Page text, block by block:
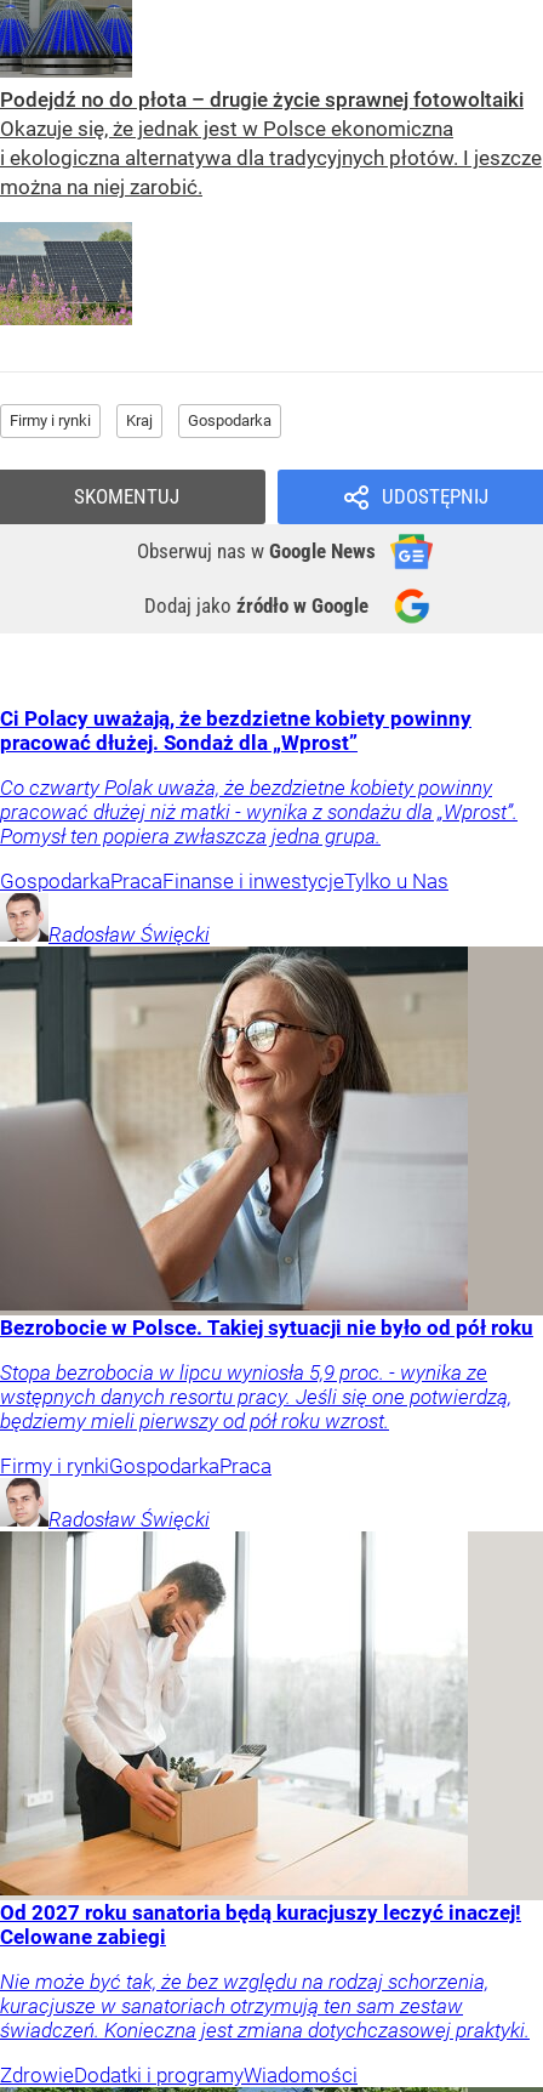
Podejdź no do płota – drugie życie sprawnej fotowoltaiki
Okazuje się, że jednak jest w Polsce ekonomiczna
i ekologiczna alternatywa dla tradycyjnych płotów. I jeszcze
można na niej zarobić.
Firmy i rynki Kraj Gospodarka
UDOSTĘPNIJ
Obserwuj nas w Google News
Dodaj jako źródło w Google
SKOMENTUJ
Ci Polacy uważają, że bezdzietne kobiety powinny
pracować dłużej. Sondaż dla „Wprost”
Co czwarty Polak uważa, że bezdzietne kobiety powinny
pracować dłużej niż matki - wynika z sondażu dla „Wprost”.
Pomysł ten popiera zwłaszcza jedna grupa.
GospodarkaPracaFinanse i inwestycjeTylko u Nas
Radosław Święcki
Bezrobocie w Polsce. Takiej sytuacji nie było od pół roku
Stopa bezrobocia w lipcu wyniosła 5,9 proc. - wynika ze
wstępnych danych resortu pracy. Jeśli się one potwierdzą,
będziemy mieli pierwszy od pół roku wzrost.
Firmy i rynkiGospodarkaPraca
Radosław Święcki
Od 2027 roku sanatoria będą kuracjuszy leczyć inaczej!
Celowane zabiegi
Nie może być tak, że bez względu na rodzaj schorzenia,
kuracjusze w sanatoriach otrzymują ten sam zestaw
świadczeń. Konieczna jest zmiana dotychczasowej praktyki.
ZdrowieDodatki i programyWiadomości